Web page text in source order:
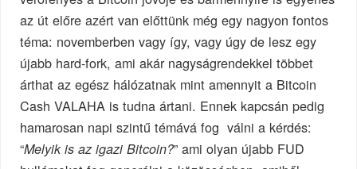
az út előre azért van előttünk még egy nagyon fontos
téma: novemberben vagy így, vagy úgy de lesz egy
újabb hard-fork, ami akár nagyságrendekkel többet
árthat az egész hálózatnak mint amennyit a Bitcoin
Cash VALAHA is tudna ártani. Ennek kapcsán pedig
hamarosan napi szintű témává fog válni a kérdés:
“Melyik is az igazi Bitcoin?” ami olyan újabb FUD